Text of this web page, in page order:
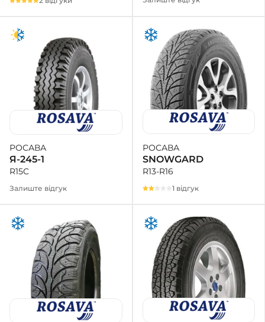
РОСАВА
Я-245-1
R15C
Залиште відгук
РОСАВА
SNOWGARD
R13-R16
1 відгук